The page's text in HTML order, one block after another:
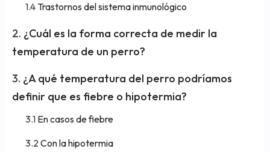
Trastornos del sistema inmunológico
¿Cuál es la forma correcta de medir la
temperatura de un perro?
¿A qué temperatura del perro podríamos
definir que es fiebre o hipotermia?
En casos de fiebre
Con la hipotermia